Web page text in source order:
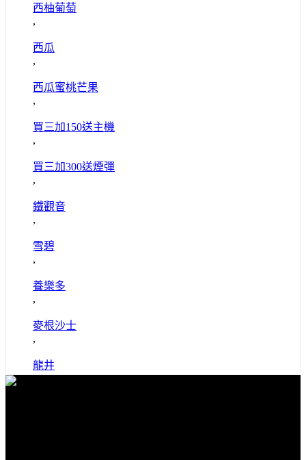
西柚葡萄
,
西瓜
,
西瓜蜜桃芒果
,
買三加150送主機
,
買三加300送煙彈
,
鐵觀音
,
雪碧
,
養樂多
,
麥根沙士
,
龍井